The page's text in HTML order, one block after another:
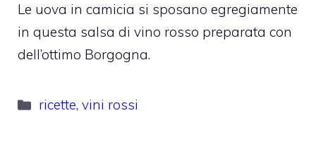
Le uova in camicia si sposano egregiamente
in questa salsa di vino rosso preparata con
dell’ottimo Borgogna.
Categorie
ricette,vini rossi